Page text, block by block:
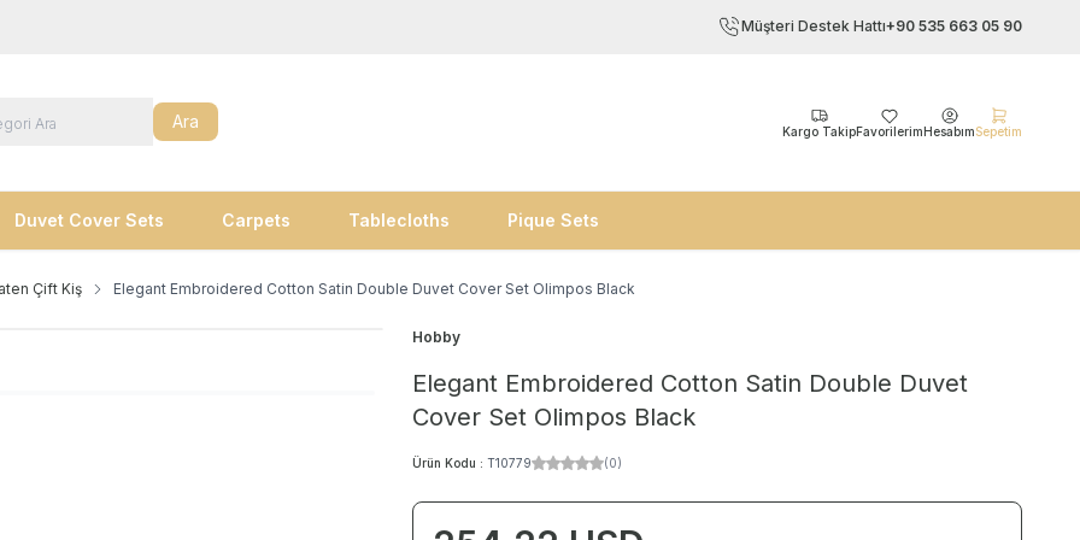
Müşteri Destek Hattı+90 535 663 05 90
Ara Kargo TakipFavorilerim HesabımSepetim
Duvet Cover Sets Carpets Tablecloths Pique Sets
Çift Kiş Elegant Embroidered Cotton Satin Double Duvet Cover Set Olimpos Black
Hobby
Elegant Embroidered Cotton Satin Double Duvet
Cover Set Olimpos Black
Ürün Kodu : T10779 (0)